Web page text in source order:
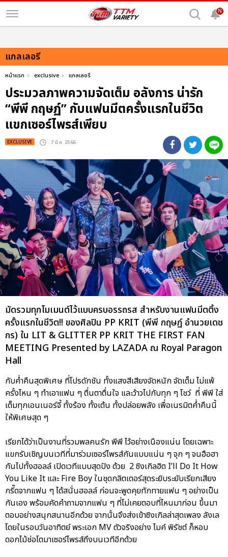
N
แกลเลอรี
หน้าแรก exclusive แกลเลอรี
ประมวลภาพความจัดเต็ม อลังการ น่ารัก
“พีพี กฤษฏ์” กับแฟนมีตครั้งแรกในชีวิต
แขกเซอร์ไพรส์เพียบ
EXCLUSIVE : 7 มี.ค. 2566
มัดรวมทุกโมเมนต์ไว้แบบครบอรรถรส สำหรับงานแฟนมีตติ้ง
ครั้งแรกในชีวิต!! ของศิลปิน PP KRIT (พีพี กฤษฏ์ อำนวยเดช
กร) ใน LIT & GLITTER PP KRIT THE FIRST FAN
MEETING Presented by LAZADA ณ Royal Paragon
Hall
กับค่ำคืนสุดพิเศษ ที่โปรดักชัน ทั้งแสงสีเสียงจัดหนัก จัดเต็ม ไม่แพ้
ครั้งไหน ๆ ทำเอาแฟน ๆ ตื่นตาตื่นใจ และว้าวไปกับทุก ๆ โชว์ ที่ พีพี ใส่
เต็มทุกเอนเนอร์จี้ ทั้งร้อง ทั้งเต้น ทั้งปล่อยพลัง เพื่อเนรมิตค่ำคืนนี้
ให้พิเศษสุด ๆ
เรียกได้ว่าเป็นงานที่รวมพลคนรัก พีพี ไว้อย่างเนืองแน่น โดยเฉพาะ
แขกรับเชิญบนเวทีที่มาร่วมเซอร์ไพรส์กันแบบแน่น ๆ จุก ๆ จนฮือฮา
กันไปทั้งฮอลล์ เปิดเวทีแบบสุดปัง ด้วย 2 ซิงเกิลฮิต I’ll Do It How
You Like It และ Fire Boy ในชุดกลิตเตอร์สุดระยิบระยับเรียกเสียง
กรี๊ดจากแฟน ๆ ได้สนั่นฮอลล์ ก่อนจะพูดคุยทักทายแฟน ๆ อย่างเป็น
กันเอง พร้อมคัดคำถามจากแฟน ๆ ที่ไม่เคยตอบที่ไหนมาก่อน ขึ้นมา
ตอบอย่างสนุกสนานอีกด้วย จากนั้นจึงส่งเข้าซิงเกิลล่าสุดเพลง ลังเล
โดยในรอบวันอาทิตย์ พระเอก MV ตัวจริงอย่าง ไมค์ พิรัชต์ ก็หอบ
ดอกไม้ช่อโตมาเซอร์ไพรส์ถึงบนเวทีอีกด้วย